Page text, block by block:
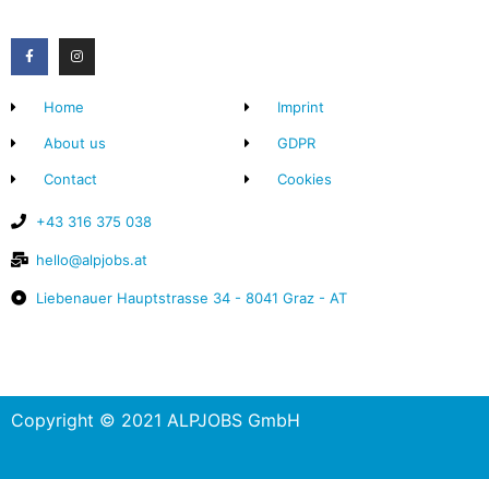
Home
About us
Contact
Imprint
GDPR
Cookies
+43 316 375 038
hello@alpjobs.at
Liebenauer Hauptstrasse 34 - 8041 Graz - AT
Copyright © 2021 ALPJOBS GmbH